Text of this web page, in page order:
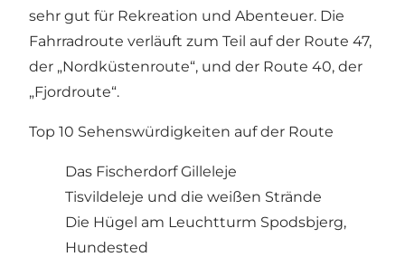
sehr gut für Rekreation und Abenteuer. Die
Fahrradroute verläuft zum Teil auf der Route 47,
der „Nordküstenroute“, und der Route 40, der
„Fjordroute“.
Top 10 Sehenswürdigkeiten auf der Route
Das Fischerdorf Gilleleje
Tisvildeleje und die weißen Strände
Die Hügel am Leuchtturm Spodsbjerg,
Hundested